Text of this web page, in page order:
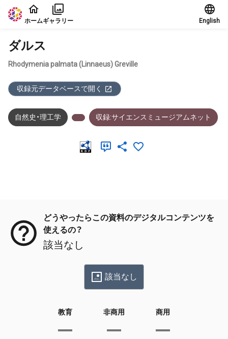
本文に飛ぶ
ホームギャラリー English
ダルス
Rhodymenia palmata (Linnaeus) Greville
収録元データベースで開く
自然史・理工学 収録:サイエンスミュージアムネット
どうやったらこの資料のデジタルコンテンツを
使えるの？
該当なし
該当なし
教育 非商用 商用